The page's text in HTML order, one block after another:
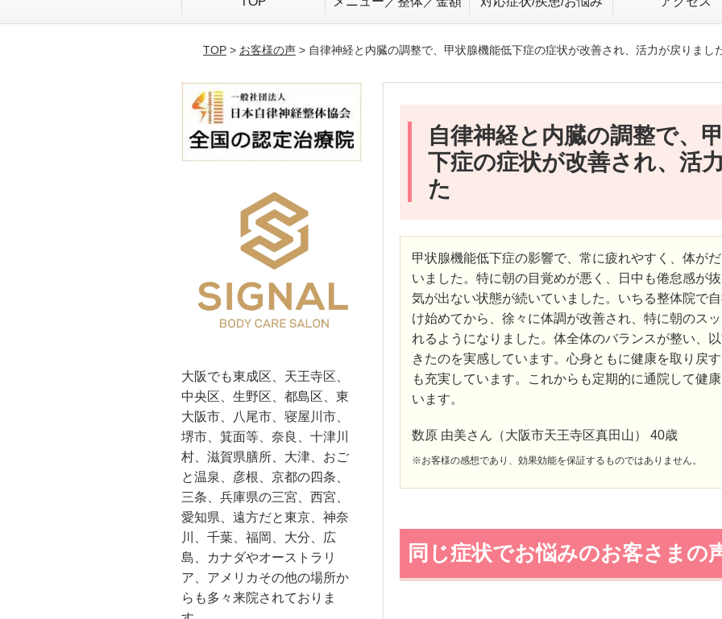
TOP> お客様の声> 自律神経と内臓の調整で、甲状腺機能低下症の症状が改善され、活力が戻りまし
自律神経と内臓の調整で、
下症の症状が改善され、活
た
甲状腺機能低下症の影響で、常に疲れやすく、体が
いました。特に朝の目覚めが悪く、日中も倦怠感が
気が出ない状態が続いていました。いちる整体院で
け始めてから、徐々に体調が改善され、特に朝のス
れるようになりました。体全体のバランスが整い、
きたのを実感しています。心身ともに健康を取り戻
も充実しています。これからも定期的に通院して健
います。
数原 由美さん（大阪市天王寺区真田山） 40歳
※お客様の感想であり、効果効能を保証するものではありません。
同じ症状でお悩みのお客さまの
大阪でも東成区、天王寺区、
中央区、生野区、都島区、東
大阪市、八尾市、寝屋川市、
堺市、箕面等、奈良、十津川
村、滋賀県膳所、大津、おご
と温泉、彦根、京都の四条、
三条、兵庫県の三宮、西宮、
愛知県、遠方だと東京、神奈
川、千葉、福岡、大分、広
島、カナダやオーストラリ
ア、アメリカその他の場所か
らも多々来院されておりま